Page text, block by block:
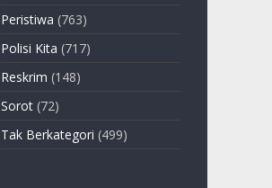
Peristiwa (763)
Polisi Kita (717)
Reskrim (148)
Sorot (72)
Tak Berkategori (499)